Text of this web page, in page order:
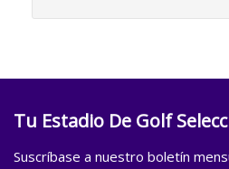
Tu Estadio De Golf
Suscríbase a nuestro boletín